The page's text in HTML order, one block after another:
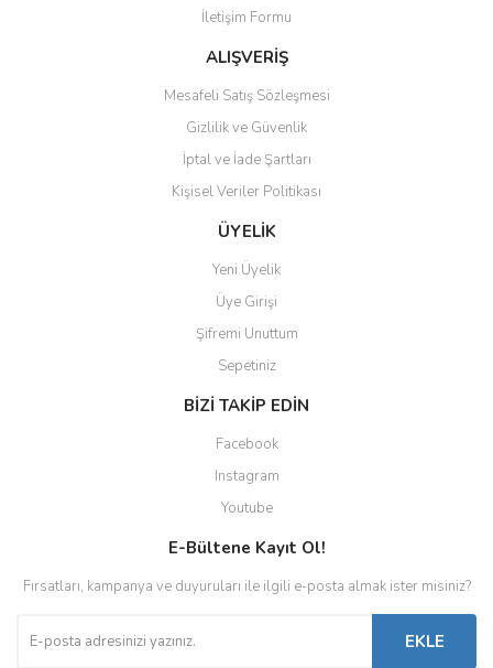
İletişim Formu
ALIŞVERİŞ
Mesafeli Satış Sözleşmesi
Gizlilik ve Güvenlik
İptal ve İade Şartları
Kişisel Veriler Politikası
ÜYELİK
Yeni Üyelik
Üye Girişi
Şifremi Unuttum
Sepetiniz
BİZİ TAKİP EDİN
Facebook
Instagram
Youtube
E-Bültene Kayıt Ol!
Fırsatları, kampanya ve duyuruları ile ilgili e-posta almak ister misiniz?
EKLE